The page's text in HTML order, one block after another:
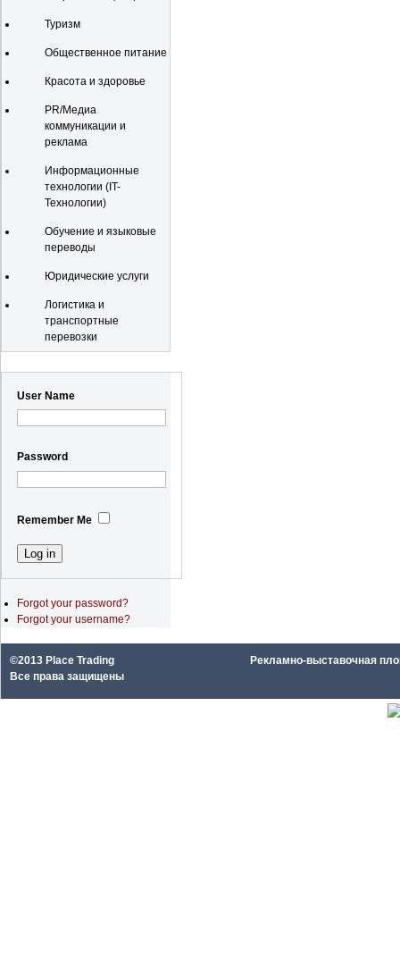
Туризм
Общественное питание
Красота и здоровье
PR/Медиа
коммуникации и
реклама
Информационные
технологии (IT-
Технологии)
Обучение и языковые
переводы
Юридические услуги
Логистика и
транспортные
перевозки
User Name
Password
Remember Me
Forgot your password?
Forgot your username?
©2013 Place Trading
Все права защищены
Рекламно-выставочная